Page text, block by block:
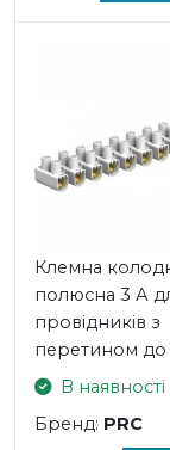
Клемна
полюсна 3 А
провідників з
перетином до
В наявності
Бренд: PRC